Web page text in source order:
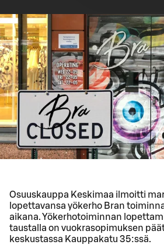
Osuuskauppa Keskimaa ilmoitti
lopettavansa yökerho Bran
aikana. Yökerhotoiminnan
taustalla on vuokrasopimuksen
keskustassa Kauppakatu 35:ssä.